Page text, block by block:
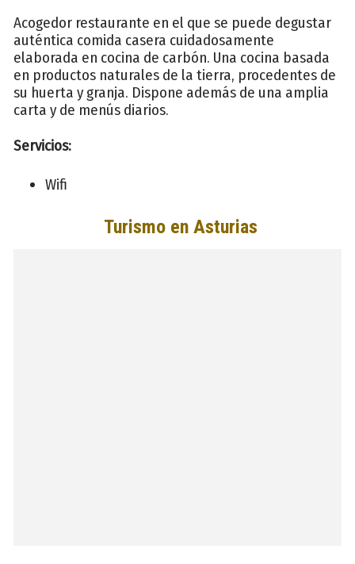
Acogedor restaurante en el que se puede degustar
auténtica comida casera cuidadosamente
elaborada en cocina de carbón. Una cocina basada
en productos naturales de la tierra, procedentes de
su huerta y granja. Dispone además de una amplia
carta y de menús diarios.
Servicios:
Wifi